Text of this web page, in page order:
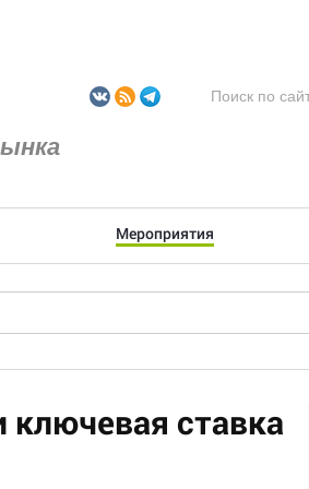
Мероприятия
ставка